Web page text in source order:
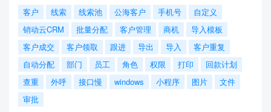
客户 线索 线索池 公海客户 手机号
自定义
销动云CRM
批量分配 客户管理 商机
导入模板
客户成交
客户领取 跟进 导出 导入
客户重复
自动分配
部门 员工 角色 权限 打印
回款计划
查重
外呼 接口慢 windows 小程序 图片
文件
审批